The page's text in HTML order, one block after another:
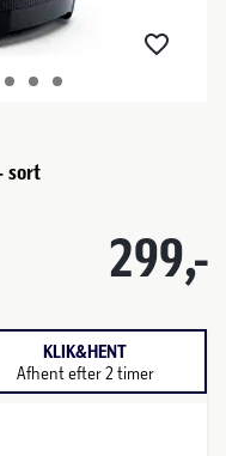
sort
299,-
KLIK&HENT
Afhent efter 2 timer